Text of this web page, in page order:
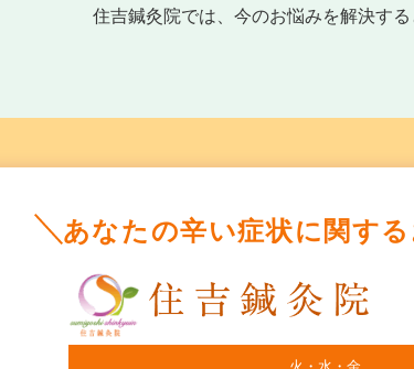
住吉鍼灸院では、今のお悩みを解決す
あなたの辛い症状に関する